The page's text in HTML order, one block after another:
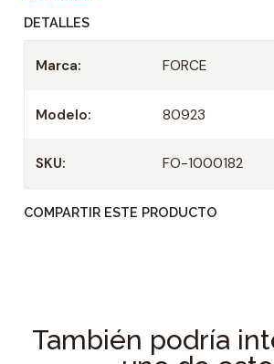
DETALLES
Marca: FORCE
Modelo: 80923
SKU: FO-1000182
COMPARTIR ESTE PRODUCTO
También podría